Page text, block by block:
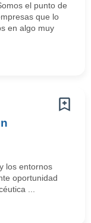
el punto de
que lo
en algo muy
los entornos
oportunidad
...